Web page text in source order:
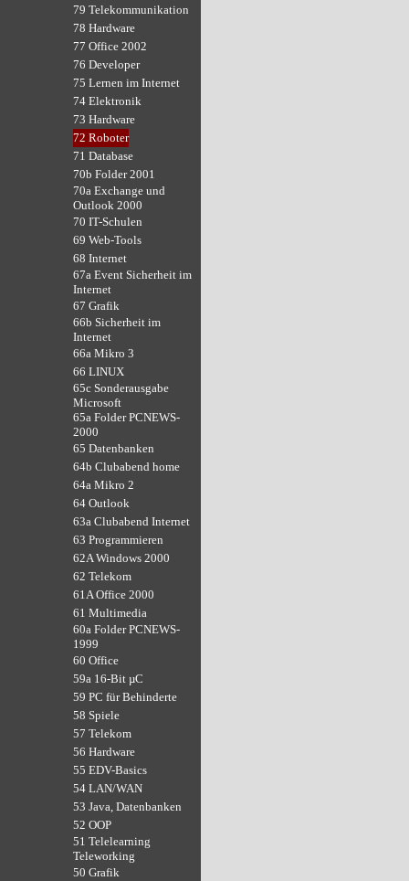
79 Telekommunikation
78 Hardware
77 Office 2002
76 Developer
75 Lernen im Internet
74 Elektronik
73 Hardware
72 Roboter
71 Database
70b Folder 2001
70a Exchange und
Outlook 2000
70 IT-Schulen
69 Web-Tools
68 Internet
67a Event Sicherheit im
Internet
67 Grafik
66b Sicherheit im
Internet
66a Mikro 3
66 LINUX
65c Sonderausgabe
Microsoft
65a Folder PCNEWS-
2000
65 Datenbanken
64b Clubabend home
64a Mikro 2
64 Outlook
63a Clubabend Internet
63 Programmieren
62A Windows 2000
62 Telekom
61A Office 2000
61 Multimedia
60a Folder PCNEWS-
1999
60 Office
59a 16-Bit µC
59 PC für Behinderte
58 Spiele
57 Telekom
56 Hardware
55 EDV-Basics
54 LAN/WAN
53 Java, Datenbanken
52 OOP
51 Telelearning
Teleworking
50 Grafik